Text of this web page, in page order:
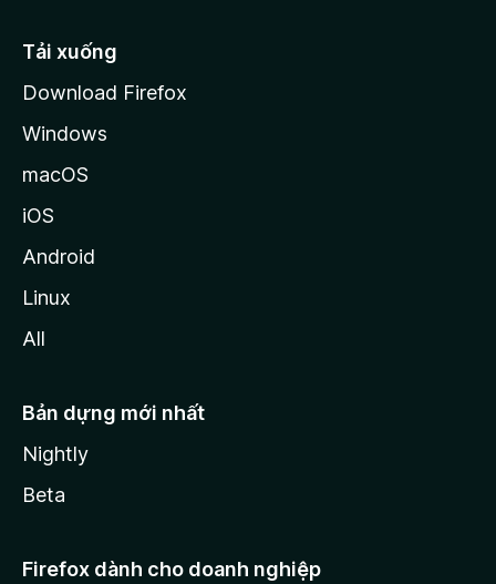
lTải xuống
Download Firefox
Windows
macOS
iOS
Android
Linux
All
Bản dựng mới nhất
Nightly
Beta
Firefox dành cho doanh nghiệp